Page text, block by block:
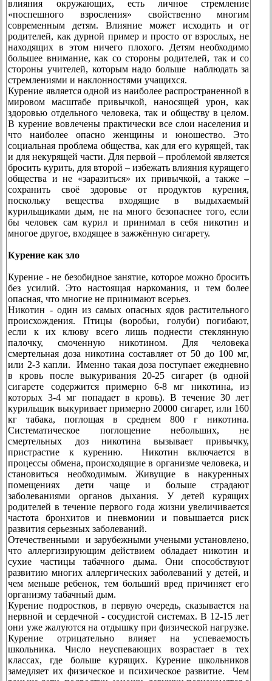
влияния окружающих, есть личное стремление
«поспешного взросления» свойственно многим
современным детям. Влияние может исходить и от
родителей, как дурной пример и просто от взрослых, не
находящих в этом ничего плохого. Детям необходимо
большее внимание, как со стороны родителей, так и со
стороны учителей, которым надо больше наблюдать за
стремлениями и наклонностями учащихся.
Курение является одной из наиболее распространенной в
мировом масштабе привычкой, наносящей урон, как
здоровью отдельного человека, так и обществу в целом.
В курение вовлечены практически все слои населения и
что наиболее опасно женщины и юношество. Это
социальная проблема общества, как для его курящей, так
и для некурящей части. Для первой – проблемой является
бросить курить, для второй – избежать влияния курящего
общества и не «заразиться» их привычкой, а также –
сохранить своё здоровье от продуктов курения,
поскольку вещества входящие в выдыхаемый
курильщиками дым, не на много безопаснее того, если
бы человек сам курил и принимал в себя никотин и
многое другое, входящее в зажжённую сигарету.
Курение как зло
Курение - не безобидное занятие, которое можно бросить
без усилий. Это настоящая наркомания, и тем более
опасная, что многие не принимают всерьез.
Никотин - один из самых опасных ядов растительного
происхождения. Птицы (воробьи, голуби) погибают,
если к их клюву всего лишь поднести стеклянную
палочку, смоченную никотином. Для человека
смертельная доза никотина составляет от 50 до 100 мг,
или 2-3 капли. Именно такая доза поступает ежедневно
в кровь после выкуривания 20-25 сигарет (в одной
сигарете содержится примерно 6-8 мг никотина, из
которых 3-4 мг попадает в кровь). В течение 30 лет
курильщик выкуривает примерно 20000 сигарет, или 160
кг табака, поглощая в среднем 800 г никотина.
Систематическое поглощение небольших, не
смертельных доз никотина вызывает привычку,
пристрастие к курению. Никотин включается в
процессы обмена, происходящие в организме человека, и
становиться необходимым. Живущие в накуренных
помещениях дети чаще и больше страдают
заболеваниями органов дыхания. У детей курящих
родителей в течение первого года жизни увеличивается
частота бронхитов и пневмонии и повышается риск
развития серьезных заболеваний.
Отечественными и зарубежными учеными установлено,
что аллергизирующим действием обладает никотин и
сухие частицы табачного дыма. Они способствуют
развитию многих аллергических заболеваний у детей, и
чем меньше ребенок, тем больший вред причиняет его
организму табачный дым.
Курение подростков, в первую очередь, сказывается на
нервной и сердечной - сосудистой системах. В 12-15 лет
они уже жалуются на отдышку при физической нагрузке.
Курение отрицательно влияет на успеваемость
школьника. Число неуспевающих возрастает в тех
классах, где больше курящих. Курение школьников
замедляет их физическое и психическое развитие. Чем